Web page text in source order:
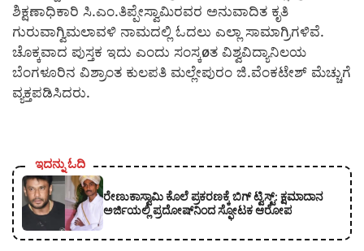
ಶಿಕ್ಷಣಾಧಿಕಾರಿ ಸಿ.ಎಂ.ತಿಪ್ಪೇಸ್ವಾಮಿರವರ ಅನುವಾದಿತ ಕೃತಿ
ಗುರುವಾಗ್ವಿಮಲಾವಳಿ ನಾಮದಲ್ಲಿ ಓದಲು ಎಲ್ಲಾ ಸಾಮಾಗ್ರಿಗಳಿವೆ.
ಚೊಕ್ಕವಾದ ಪುಸ್ತಕ ಇದು ಎಂದು ಸಂಸ್ಕøತ ವಿಶ್ವವಿದ್ಯಾನಿಲಯ
ಬೆಂಗಳೂರಿನ ವಿಶ್ರಾಂತ ಕುಲಪತಿ ಮಲ್ಲೇಪುರಂ ಜಿ.ವೆಂಕಟೇಶ್ ಮೆಚ್ಚುಗೆ
ವ್ಯಕ್ತಪಡಿಸಿದರು.
ಇದನ್ನು ಓದಿ
ರೇಣುಕಾಸ್ವಾಮಿ ಕೊಲೆ ಪ್ರಕರಣಕ್ಕೆ ಬಿಗ್ ಟ್ವಿಸ್ಟ್: ಕ್ಷಮಾದಾನ
ಅರ್ಜಿಯಲ್ಲಿ ಪ್ರದೋಷ್‌ನಿಂದ ಸ್ಫೋಟಕ ಆರೋಪ